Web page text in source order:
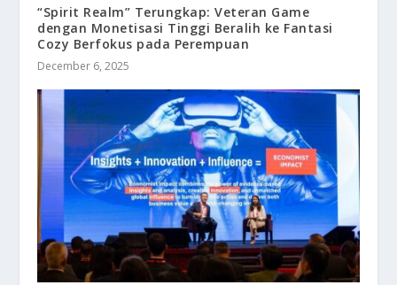
“Spirit Realm” Terungkap: Veteran Game
dengan Monetisasi Tinggi Beralih ke Fantasi
Cozy Berfokus pada Perempuan
December 6, 2025